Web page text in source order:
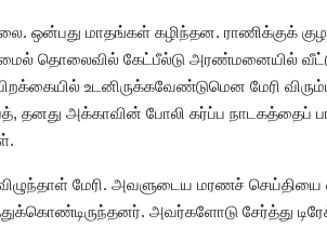
ஒன்பது மாதங்கள் கழிந்தன. ராணிக்குக்
மைல் தொலைவில் கேட்பீல்டு அரண்மனையில்
உடனிருக்கவேண்டுமென மேரி
அக்காவின் போலி கர்ப்ப நாடகத்தைப்
மேரி. அவளுடைய மரணச் செய்தியை
அவர்களோடு சேர்த்து